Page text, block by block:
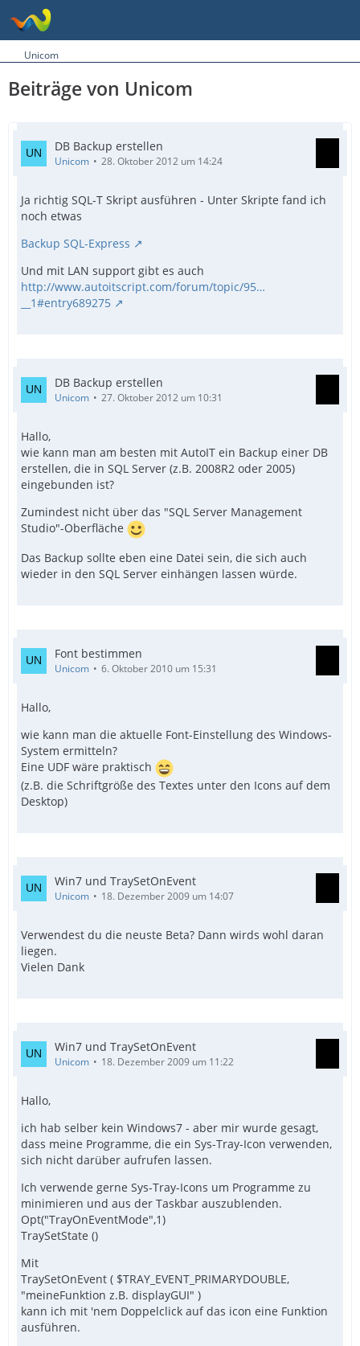
Unicom
Beiträge von Unicom
DB Backup erstellen
Unicom 28. Oktober 2012 um 14:24
Ja richtig SQL-T Skript ausführen - Unter Skripte fand ich
noch etwas
Backup SQL-Express
Und mit LAN support gibt es auch
http://www.autoitscript.com/forum/topic/95…
__1#entry689275
DB Backup erstellen
Unicom 27. Oktober 2012 um 10:31
Hallo,
wie kann man am besten mit AutoIT ein Backup einer DB
erstellen, die in SQL Server (z.B. 2008R2 oder 2005)
eingebunden ist?
Zumindest nicht über das "SQL Server Management
Studio"-Oberfläche
Das Backup sollte eben eine Datei sein, die sich auch
wieder in den SQL Server einhängen lassen würde.
Font bestimmen
Unicom 6. Oktober 2010 um 15:31
Hallo,
wie kann man die aktuelle Font-Einstellung des Windows-
System ermitteln?
Eine UDF wäre praktisch
(z.B. die Schriftgröße des Textes unter den Icons auf dem
Desktop)
Win7 und TraySetOnEvent
Unicom 18. Dezember 2009 um 14:07
Verwendest du die neuste Beta? Dann wirds wohl daran
liegen.
Vielen Dank
Win7 und TraySetOnEvent
Unicom 18. Dezember 2009 um 11:22
Hallo,
ich hab selber kein Windows7 - aber mir wurde gesagt,
dass meine Programme, die ein Sys-Tray-Icon verwenden,
sich nicht darüber aufrufen lassen.
Ich verwende gerne Sys-Tray-Icons um Programme zu
minimieren und aus der Taskbar auszublenden.
Opt("TrayOnEventMode",1)
TraySetState ()
Mit
TraySetOnEvent ( $TRAY_EVENT_PRIMARYDOUBLE,
"meineFunktion z.B. displayGUI" )
kann ich mit 'nem Doppelclick auf das icon eine Funktion
ausführen.